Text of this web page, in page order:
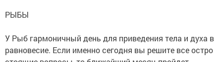
РЫБЫ
У Рыб гармоничный день для приведения тела и духа в
равновесие. Если именно сегодня вы решите все остро